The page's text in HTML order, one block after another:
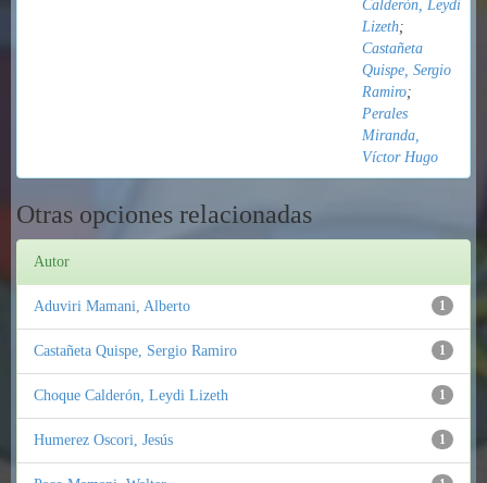
Calderón, Leydi
Lizeth;
Castañeta
Quispe, Sergio
Ramiro;
Perales
Miranda,
Víctor Hugo
Otras opciones relacionadas
Autor
1
Aduviri Mamani, Alberto
1
Castañeta Quispe, Sergio Ramiro
1
Choque Calderón, Leydi Lizeth
1
Humerez Oscori, Jesús